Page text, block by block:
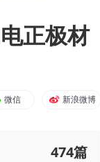
正极材
微信 新浪微博
474篇